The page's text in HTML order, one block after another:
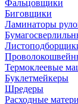
Фальцовщики
Биговщики
Ламинаторы
Термоклеевые
Буклетмейкеры
Шредеры
Расходные